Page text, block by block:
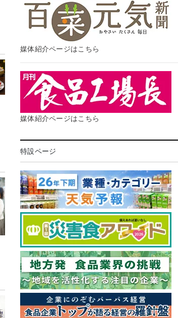
媒体紹介ページはこちら
媒体紹介ページはこちら
特設ページ